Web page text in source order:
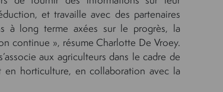
et travaille avec des partenaires
à long terme axées sur le progrès, la
continue », résume Charlotte De Vroey.
aux agriculteurs dans le cadre de
horticulture, en collaboration avec la